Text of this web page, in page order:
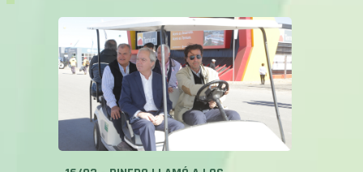
16/03 – PINEDO LLAMÓ A LOS
PRODUCTORES A CUBRIRSE CON...